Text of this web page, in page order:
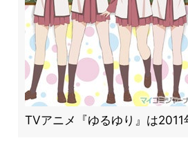
TVアニメ『ゆるゆり』は